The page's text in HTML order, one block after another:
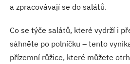
a zpracovávají se do salátů.
Co se týče salátů, které vydrží i
sáhněte po polníčku – tento
přízemní růžice, které můžete